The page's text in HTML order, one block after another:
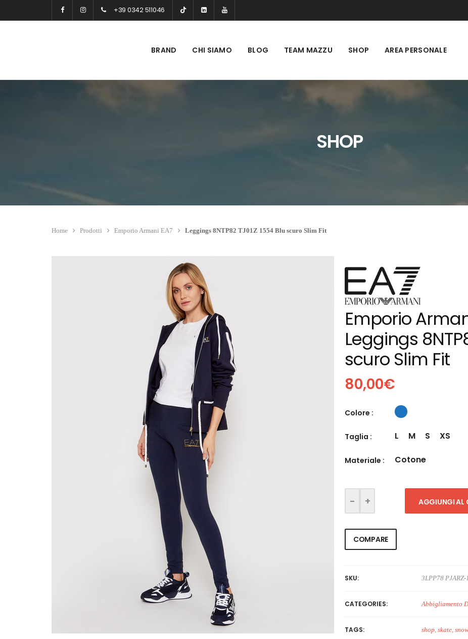
+39 0342 511046
BRAND CHI SIAMO BLOG TEAM MAZZU SHOP AREA PERSONALE
SHOP
Home Prodotti Emporio Armani EA7 Leggings 8NTP82 TJ01Z 1554 Blu scuro Slim Fit
Emporio
Leggings
scuro Slim Fit
80,00€
Colore :
Taglia : L M S XS
Materiale : Cotone
AGGIUNGI AL
COMPARE
SKU: 3LPP78 PJARZ-1
CATEGORIES: Abbigliamento
TAGS: shop, skate, snow